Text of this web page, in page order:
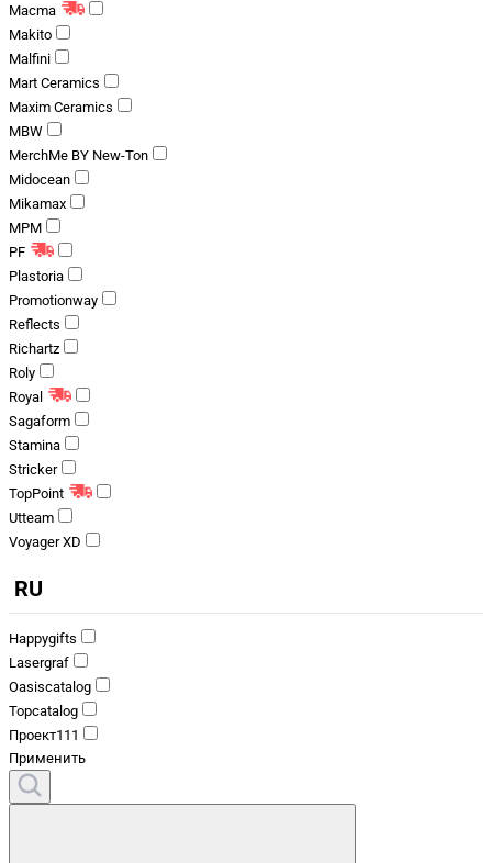
Macma
Makito
Malfini
Mart Ceramics
Maxim Ceramics
MBW
MerchMe BY New-Ton
Midocean
Mikamax
MPM
PF
Plastoria
Promotionway
Reflects
Richartz
Roly
Royal
Sagaform
Stamina
Stricker
TopPoint
Utteam
Voyager XD
RU
Happygifts
Lasergraf
Oasiscatalog
Topcatalog
Проект111
Применить